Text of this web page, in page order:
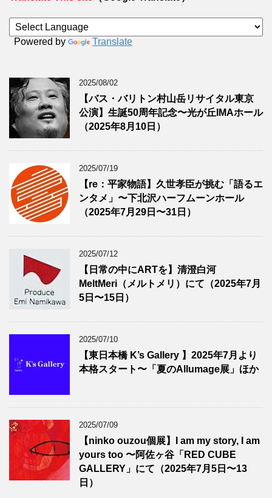
Powered by Translate
2025/08/02
【バス・バリトン村山岳リサイタル東京
公演】生誕50周年記念〜光が丘IMAホール
（2025年8月10日）
2025/07/19
【re：平家物語】久世孝臣が挑む「語るエ
ンタメ」〜下北沢ハーフムーンホール
（2025年7月29日〜31日）
2025/07/12
【日常の中にARTを】清澄白河
MeltMeri（メルトメリ）にて（2025年7月
5日〜15日）
2025/07/10
【東日本橋 K’s Gallery 】2025年7月より
本格スタート〜「夏のAllumage展」ほか
2025/07/09
【ninko ouzou個展】I am my story, I am
yours too 〜阿佐ヶ谷「RED CUBE
GALLERY」にて（2025年7月5日〜13
日）